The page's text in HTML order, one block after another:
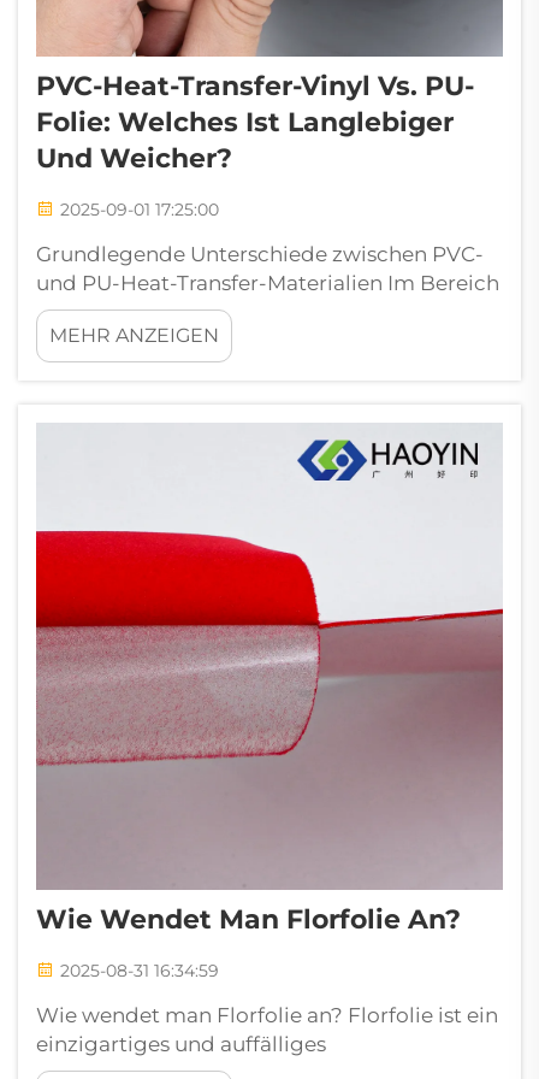
PVC-Heat-Transfer-Vinyl Vs. PU-
Folie: Welches Ist Langlebiger
Und Weicher?
2025-09-01 17:25:00
Grundlegende Unterschiede zwischen PVC-
und PU-Heat-Transfer-Materialien Im Bereich
der Textilgestaltung und
Bekleidungsveredelung kann die Wahl des
richtigen Heat-Transfer-Materials einen
Langlebigkeit...
MEHR ANZEIGEN
Wie Wendet Man Florfolie An?
2025-08-31 16:34:59
Wie wendet man Florfolie an? Florfolie ist ein
einzigartiges und auffälliges
Wärmevertransfermaterial, das Designs eine